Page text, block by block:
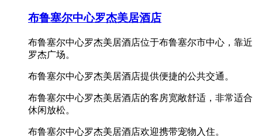
布鲁塞尔中心罗杰美居酒店
布鲁塞尔中心罗杰美居酒店位于布鲁塞尔市中心，靠近
罗杰广场。
布鲁塞尔中心罗杰美居酒店提供便捷的公共交通。
布鲁塞尔中心罗杰美居酒店的客房宽敞舒适，非常适合
休闲放松。
布鲁塞尔中心罗杰美居酒店欢迎携带宠物入住。